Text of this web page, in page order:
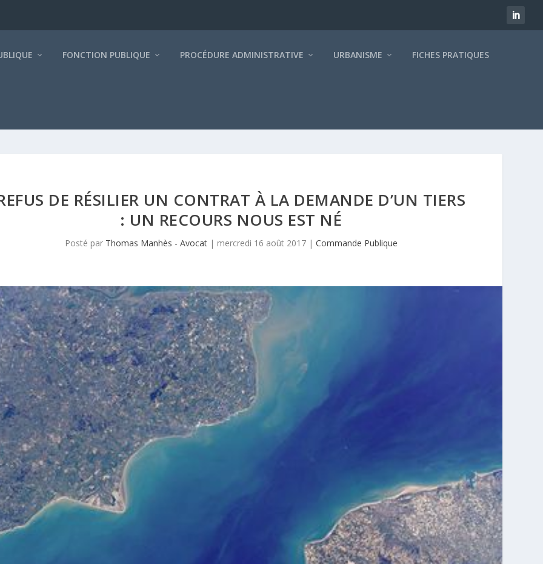
FONCTION PUBLIQUE PROCÉDURE ADMINISTRATIVE URBANISME FICHES PRATIQUES
DE RÉSILIER UN CONTRAT À LA DEMANDE D’UN TIERS
: UN RECOURS NOUS EST NÉ
Posté par Thomas Manhès - Avocat| mercredi 16 août 2017| Commande Publique